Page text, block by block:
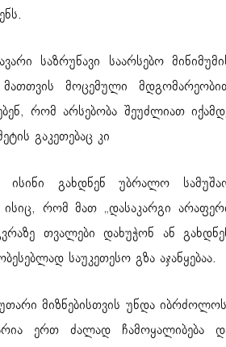
საზრუნავი საარსებო
მოცემული
რომ არსებობა შეუძლიათ
გაკეთებაც კი
ისინი გახდნენ უბრალო
ისიც, რომ მათ „დასაკარგი
თვალები დახუჭონ ან
საუკეთესო გზა აჯანყებაა.
მიზნებისთვის უნდა
ერთ ძალად ჩამოყალიბება